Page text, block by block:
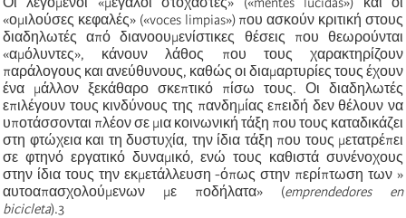
«ομιλούσες κεφαλές» («voces limpias») που ασκούν κριτική στους
διαδηλωτές από διανοουμενίστικες θέσεις που θεωρούνται
«αμόλυντες», κάνουν λάθος που τους χαρακτηρίζουν
παράλογους και ανεύθυνους, καθώς οι διαμαρτυρίες τους έχουν
ένα μάλλον ξεκάθαρο σκεπτικό πίσω τους. Οι διαδηλωτές
επιλέγουν τους κινδύνους της πανδημίας επειδή δεν θέλουν να
υποτάσσονται πλέον σε μια κοινωνική τάξη που τους καταδικάζει
στη φτώχεια και τη δυστυχία, την ίδια τάξη που τους μετατρέπει
σε φτηνό εργατικό δυναμικό, ενώ τους καθιστά συνένοχους
στην ίδια τους την εκμετάλλευση -όπως στην περίπτωση των »
αυτοαπασχολούμενων με ποδήλατα» (emprendedores en
bicicleta).3